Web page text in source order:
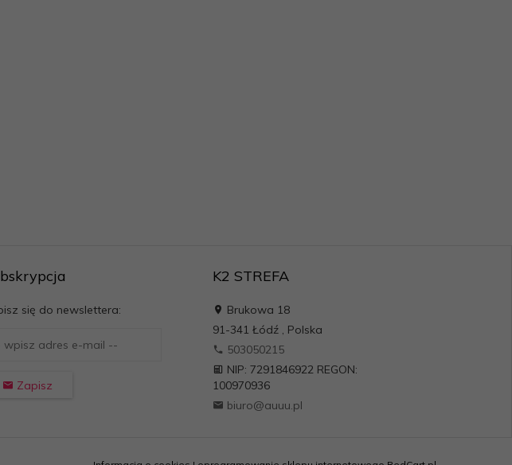
się do newslettera:
Zapisz
K2 STREFA
Brukowa 18
91-341 Łódź, Polska
503050215
NIP: 7291846922 REGON:
100970936
biuro@auuu.pl